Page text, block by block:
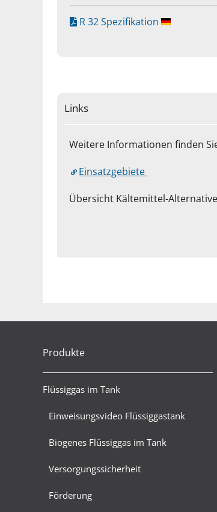
R 32 Spezifikation
Links
Weitere Informationen finden
Einsatzgebiete
Übersicht Kältemittel-
Produkte
Flüssiggas im Tank
Einweisungsvideo Flüssiggastank
Biogenes Flüssiggas im Tank
Versorgungssicherheit
Förderung